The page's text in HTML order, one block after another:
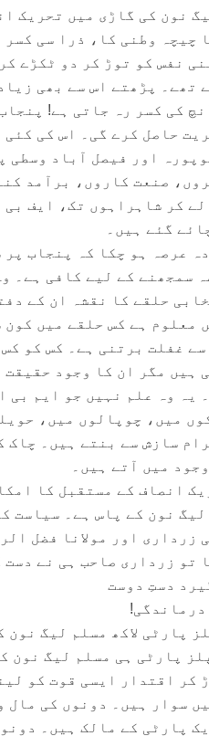
نون کی گاڑی میں تحریک
چیچہ وطنی کا، ذرا سی
نفس کو توڑ کر دو ٹکڑے
تھے۔ پڑھتے اس سے بھی
کی کسر رہ جاتی ہے!
حاصل کرے گی۔ اس کی
اور فیصل آباد وسطی
صنعت کاروں، برآمد
کر شاہراہوں تک، ایف بی
گئے ہیں۔
عرصہ ہو چکا کہ پنجاب
سمجھنے کے لیے کافی ہے۔
حلقے کا نقشہ ان کے
معلوم ہے کس حلقے میں
غفلت برتنی ہے۔ کس کو
ہیں مگر ان کا وجود
یہ وہ علم نہیں جو ایم بی
میں، چوپالوں میں،
سازش سے بنتے ہیں۔ چاک
میں آتے ہیں۔
انصاف کے مستقبل کا
نون کے پاس ہے۔ سیاست
زرداری اور مولانا فضل
تو زرداری صاحب ہی نے دست
دستِ دوست
پارٹی لاکھ مسلم لیگ
پارٹی ہی مسلم لیگ نون
کر اقتدار ایسی قوت کو
سوار ہیں۔ دونوں کی مال
پارٹی کے مالک ہیں۔